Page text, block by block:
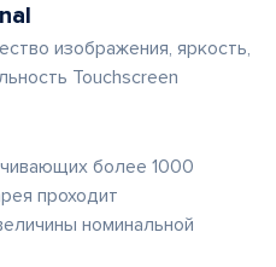
изображения, яркость,
Touchscreen
более 1000
проходит
номинальной